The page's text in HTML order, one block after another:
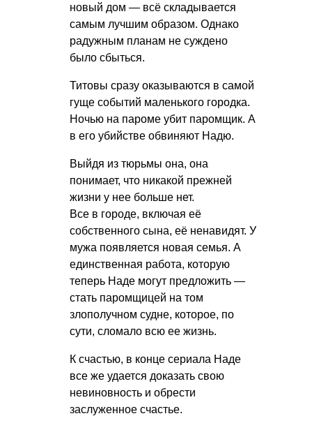
новый дом — всё складывается
самым лучшим образом. Однако
радужным планам не суждено
было сбыться.
Титовы сразу оказываются в самой
гуще событий маленького городка.
Ночью на пароме убит паромщик. А
в его убийстве обвиняют Надю.
Выйдя из тюрьмы она, она
понимает, что никакой прежней
жизни у нее больше нет.
Все в городе, включая её
собственного сына, её ненавидят. У
мужа появляется новая семья. А
единственная работа, которую
теперь Наде могут предложить —
стать паромщицей на том
злополучном судне, которое, по
сути, сломало всю ее жизнь.
К счастью, в конце сериала Наде
все же удается доказать свою
невиновность и обрести
заслуженное счастье.